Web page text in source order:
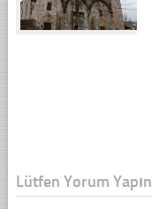
Lütfen Yorum Yapın